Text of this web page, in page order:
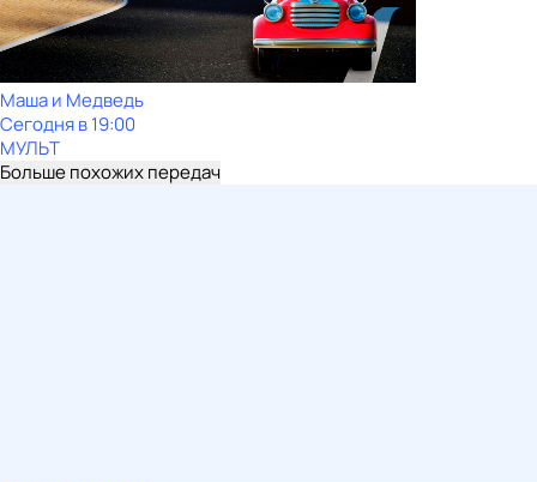
Маша и Медведь
Сегодня в 19:00
МУЛЬТ
Больше похожих передач